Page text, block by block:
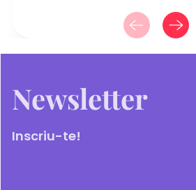
Newsletter
Inscriu-te!